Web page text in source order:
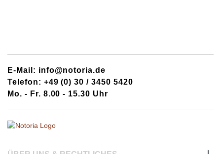
E-Mail: info@notoria.de
Telefon: +49 (0) 30 / 3450 5420
Mo. - Fr. 8.00 - 15.30 Uhr